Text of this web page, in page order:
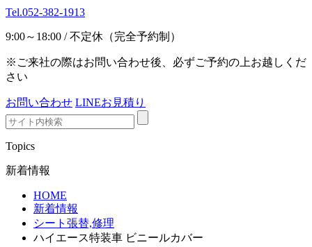
Tel.052-382-1913
9:00～18:00 / 不定休（完全予約制）
※ご来社の際はお問い合わせ後、必ずご予約の上お越しくだ
さい
お問い合わせ LINEお見積り
Topics
新着情報
HOME
新着情報
シート張替,修理
ハイエース特装車 ビニールカバー